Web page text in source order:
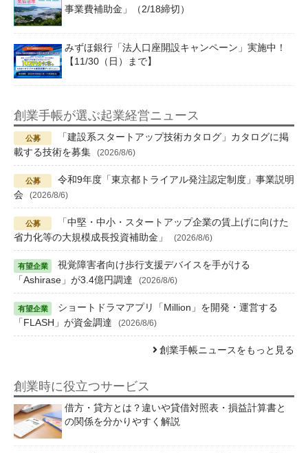
事業費補助金」（2/18締切）
みずほ銀行「法人口座開設キャンペーン」実施中！
【11/30（日）まで】
創業手帳が選ぶ起業経営ニュース
「建設系スタートアップ技術カタログ」カタログに掲
載する技術を募集
(2026/8/6)
令和9年度「東京都トライアル発注認定制度」事業説明
会
(2026/8/6)
「中堅・中小・スタートアップ企業の賃上げに向けた
省力化等の大規模成長投資補助金」
(2026/8/6)
視覚障害者向け歩行支援デバイスを手がける
「Ashirase」が3.4億円調達
(2026/8/6)
ショートドラマアプリ「Million」を開発・運営する
「FLASH」が資金調達
(2026/8/6)
創業手帳ニュースをもっと見る
創業時に役立つサービス
借方・貸方とは？違いや貸借対照表・損益計算書と
の関係を分かりやすく解説